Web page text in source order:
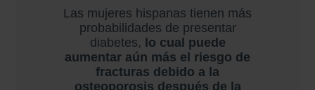
Las mujeres hispanas tienen más
probabilidades de presentar
diabetes,
lo cual puede
aumentar aún más el riesgo de
fracturas debido a la
osteoporosis después de la